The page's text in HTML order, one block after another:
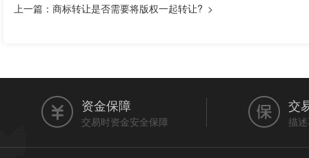
上一篇：商标转让是否需要将版权一起转让? >
资金保障
交易时资金安全保障
交
描